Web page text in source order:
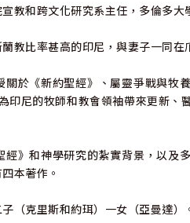
教和跨文化研究系主任，多倫多大
教比率甚高的印尼，與妻子一同在
於《新約聖經》、屬靈爭戰與牧
尼的牧師和教會領袖帶來更新、
》和神學研究的紮實背景，以及
本著作。
（克里斯和約珥）一女（亞曼達）